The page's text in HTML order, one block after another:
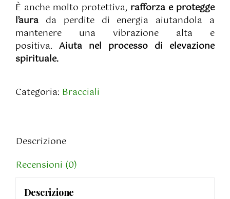
È anche molto protettiva, rafforza e protegge
l’aura da perdite di energia aiutandola a
mantenere una vibrazione alta e
positiva. Aiuta nel processo di elevazione
spirituale.
Categoria: Bracciali
Descrizione
Recensioni (0)
Descrizione